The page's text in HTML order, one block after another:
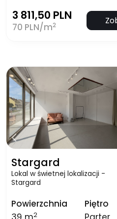
3 811,50 PLN
70 PLN/m2
Stargard
Lokal w świetnej lokalizacji -
Stargard
Powierzchnia
2
Piętro